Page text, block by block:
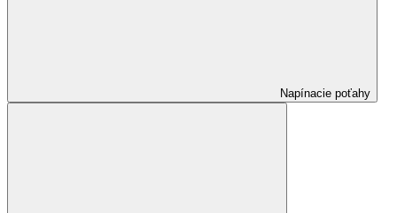
Napínacie poťahy